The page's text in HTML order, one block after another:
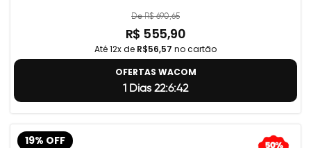
De R$ 690,65
R$ 555,90
Até 12x de R$56,57 no cartão
OFERTAS WACOM
1 Dias 22:6:41
19% OFF